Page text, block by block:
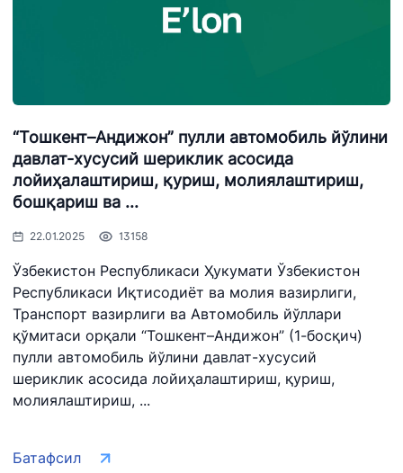
“Тошкент–Андижон” пулли автомобиль йўлини
давлат-хусусий шериклик асосида
лойиҳалаштириш, қуриш, молиялаштириш,
бошқариш ва ...
22.01.2025 13158
Ўзбекистон Республикаси Ҳукумати Ўзбекистон
Республикаси Иқтисодиёт ва молия вазирлиги,
Транспорт вазирлиги ва Автомобиль йўллари
қўмитаси орқали “Тошкент–Андижон” (1-босқич)
пулли автомобиль йўлини давлат-хусусий
шериклик асосида лойиҳалаштириш, қуриш,
молиялаштириш, ...
Батафсил